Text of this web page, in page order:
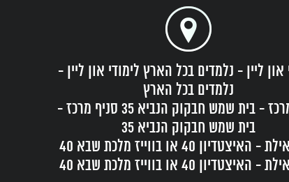
אלטרנטיבות לטיפולים המסורתיים ולעיתים
מה שמוביל ליצירת מסלולי לימוד חדשים ולהרחבת
לחלק בלתי נפרד מהמערכת הבריאותית בעתיד הקרוב.
און ליין - נלמדים בכל הארץ לימודי און ליין -
נלמדים בכל הארץ
סניף מרכז - בית שמש חבקוק הנביא 35 סניף מרכז -
בית שמש חבקוק הנביא 35
סניף אילת - האיצטדיון 40 או בווייז מלכת שבא 40
40 או בווייז מלכת שבא 40